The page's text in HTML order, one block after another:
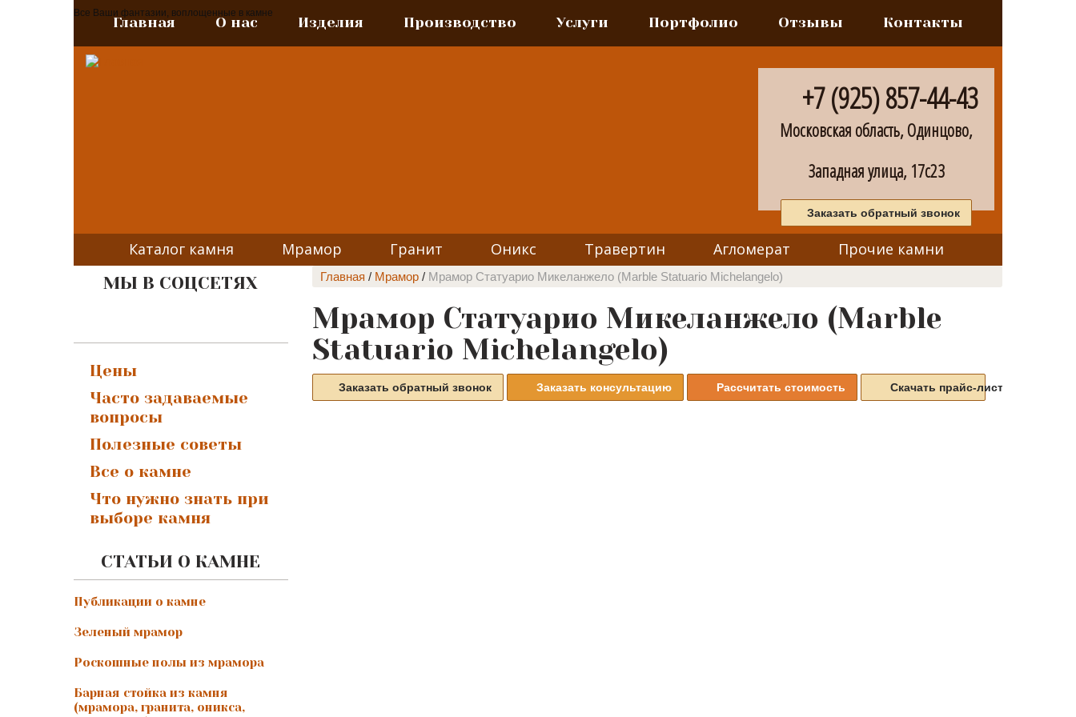
Все Ваши фантазии, воплощенные в камне
Главная О нас Изделия Производство Услуги Портфолио Отзывы Контакты
+7 (925) 857-44-43
Московская область, Одинцово,
Западная улица, 17с23
Заказать обратный звонок
Каталог камня Мрамор Гранит Оникс Травертин Агломерат Прочие камни
МЫ В СОЦСЕТЯХ
Цены
Часто задаваемые
вопросы
Полезные советы
Все о камне
Что нужно знать при
выборе камня
СТАТЬИ О КАМНЕ
Публикации о камне
Зеленый мрамор
Роскошные полы из мрамора
Барная стойка из камня
(мрамора, гранита, оникса,
Главная / Мрамор / Мрамор Статуарио Микеланжело (Marble Statuario Michelangelo)
Мрамор Статуарио Микеланжело (Marble
Statuario Michelangelo)
Заказать обратный звонок Заказать консультацию Рассчитать стоимость Скачать прайс-листы